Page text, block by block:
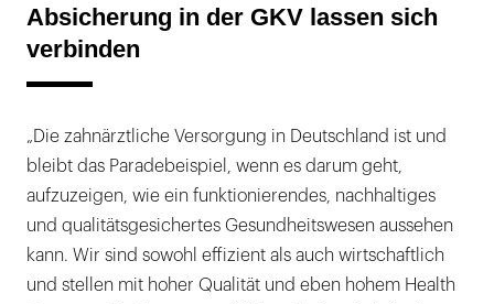
Absicherung in der GKV lassen sich
verbinden
„Die zahnärztliche Versorgung in Deutschland ist und
bleibt das Paradebeispiel, wenn es darum geht,
aufzuzeigen, wie ein funktionierendes, nachhaltiges
und qualitätsgesichertes Gesundheitswesen aussehen
kann. Wir sind sowohl effizient als auch wirtschaftlich
und stellen mit hoher Qualität und eben hohem Health